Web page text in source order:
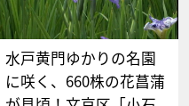
水戸黄門ゆかりの名園
に咲く、660株の花菖蒲